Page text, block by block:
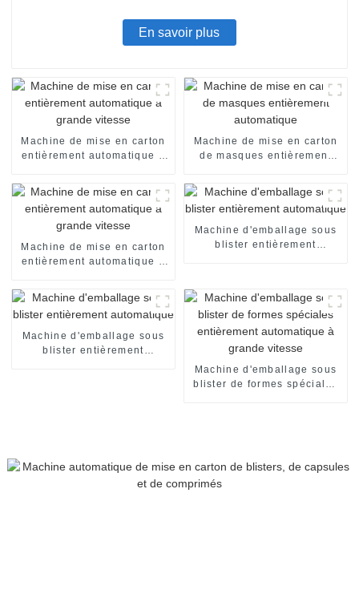
En savoir plus
Machine de mise en carton
entièrement automatique à
Machine de mise en carton
de masques entièrement
Machine de mise en carton
entièrement automatique à
Machine d'emballage sous
blister entièrement
Machine d'emballage sous
blister entièrement
Machine d'emballage sous
blister de formes spéciales